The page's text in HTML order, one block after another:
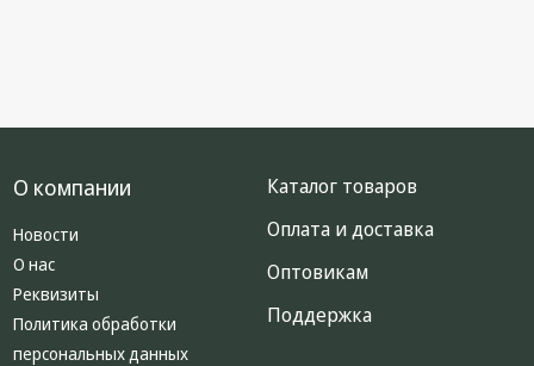
О компании
Новости
О нас
Реквизиты
Политика обработки
персональных данных
Каталог товаров
Оплата и доставка
Оптовикам
Поддержка